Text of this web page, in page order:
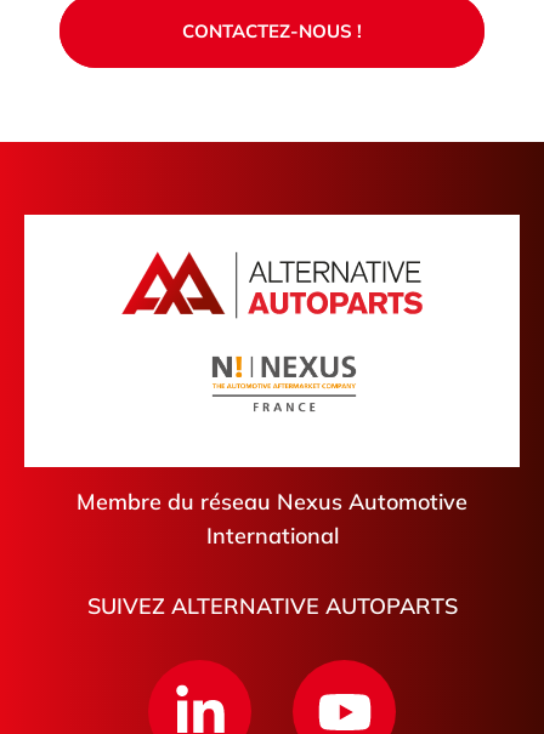
CONTACTEZ-NOUS !
Membre du réseau Nexus Automotive
International
SUIVEZ ALTERNATIVE AUTOPARTS